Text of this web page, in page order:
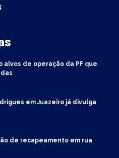
alvos de operação da PF que
em Juazeiro já divulga
de recapeamento em rua